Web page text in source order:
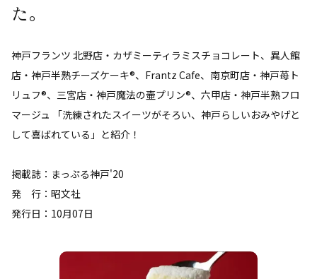
た。
神戸フランツ 北野店・カザミーティラミスチョコレート、異人館
店・神戸半熟チーズケーキ®、Frantz Cafe、南京町店・神戸苺ト
リュフ®、三宮店・神戸魔法の壷プリン®、六甲店・神戸半熟フロ
マージュ 「洗練されたスイーツがそろい、神戸らしいおみやげと
して喜ばれている」と紹介！
掲載誌：まっぷる神戸'20
発 行：昭文社
発行日：10月07日